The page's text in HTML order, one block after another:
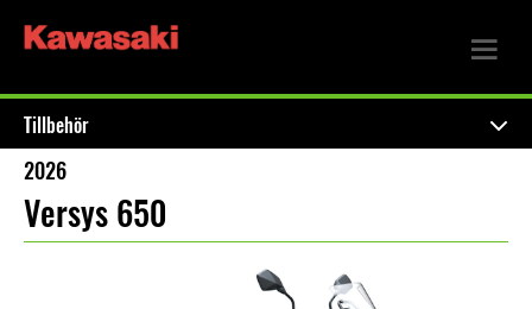
Tillbehör
2026
Versys 650